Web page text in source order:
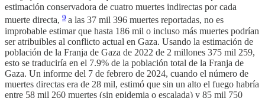
estimación conservadora de cuatro muertes indirectas por cada
muerte directa, 9 a las 37 mil 396 muertes reportadas, no es
improbable estimar que hasta 186 mil o incluso más muertes podrían
ser atribuibles al conflicto actual en Gaza. Usando la estimación de
población de la Franja de Gaza de 2022 de 2 millones 375 mil 259,
esto se traduciría en el 7.9% de la población total de la Franja de
Gaza. Un informe del 7 de febrero de 2024, cuando el número de
muertes directas era de 28 mil, estimó que sin un alto el fuego habría
entre 58 mil 260 muertes (sin epidemia o escalada) y 85 mil 750